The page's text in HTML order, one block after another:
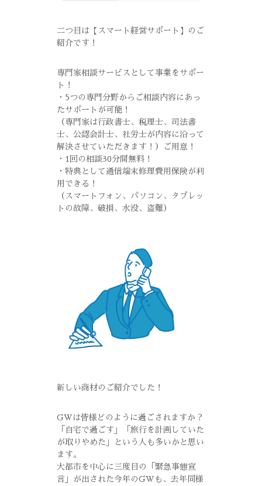
二つ目は【スマート経営サポート】のご
紹介です！
専門家相談サービスとして事業をサポー
ト！
・5つの専門分野からご相談内容にあっ
たサポートが可能！
（専門家は行政書士、税理士、司法書
士、公認会計士、社労士が内容に沿って
解決させていただきます！）ご用意！
・1回の相談30分間無料！
・特典として通信端末修理費用保険が利
用できる！
（スマートフォン、パソコン、タブレッ
トの故障、破損、水没、盗難）
新しい商材のご紹介でした！
GWは皆様どのように過ごされますか？
「自宅で過ごす」「旅行を計画していた
が取りやめた」という人も多いかと思い
ます。
大都市を中心に三度目の「緊急事態宣
言」が出された今年のGWも、去年同様